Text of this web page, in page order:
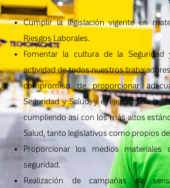
Cumplir la legislación vigente en
Riesgos Laborales.
Fomentar la cultura de la
actividad de todos nuestros
compromiso de proporcionar
Seguridad y Salud, y el ejercicio de la
cumpliendo así con los más altos
Salud, tanto legislativos como propios
Proporcionar los medios materiales
seguridad.
Realización de campañas de